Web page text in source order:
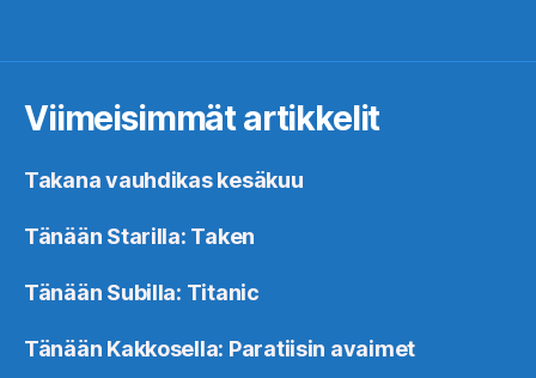
Viimeisimmät artikkelit
Takana vauhdikas kesäkuu
Tänään Starilla: Taken
Tänään Subilla: Titanic
Tänään Kakkosella: Paratiisin avaimet